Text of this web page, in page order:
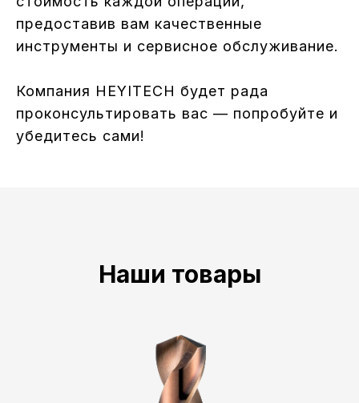
предоставив вам качественные
инструменты и сервисное обслуживание.
Компания HEYITECH будет рада
проконсультировать вас — попробуйте и
убедитесь сами!
Наши товары